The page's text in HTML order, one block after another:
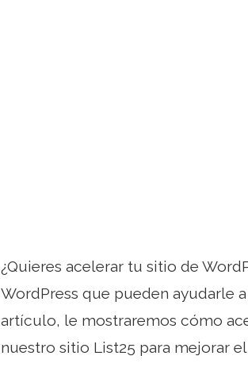
¿Quieres acelerar tu sitio de
WordPress que pueden ayudarle
artículo, le mostraremos cómo
nuestro sitio List25 para mejorar